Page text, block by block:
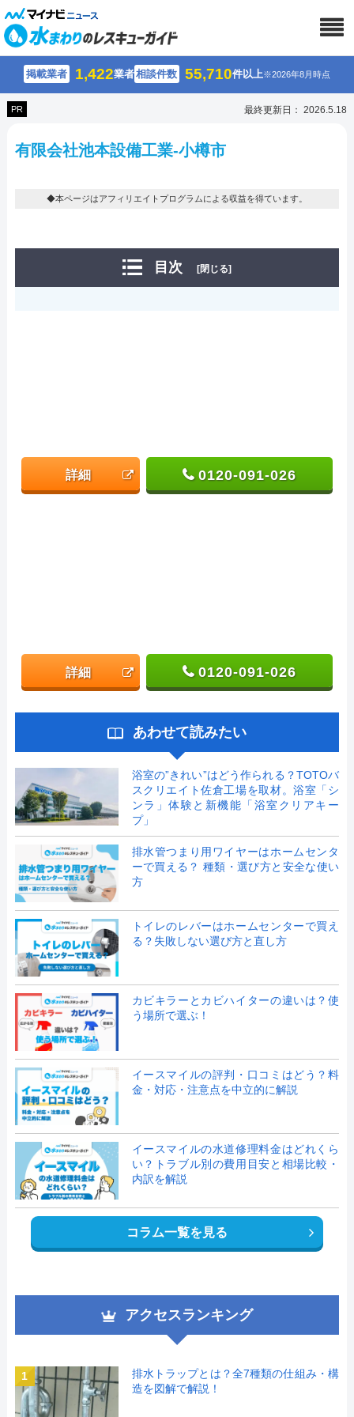
掲載業者 1,422業者相談件数 55,710件以上※2026年8月時点
PR 最終更新日： 2026.5.18
有限会社池本設備工業-小樽市
◆本ページはアフィリエイトプログラムによる収益を得ています。
目次 [閉じる]
詳細 0120-091-026
詳細 0120-091-026
あわせて読みたい
浴室の”きれい”はどう作られる？TOTOバ
スクリエイト佐倉工場を取材。浴室「シ
ンラ」体験と新機能「浴室クリアキー
プ」
排水管つまり用ワイヤーはホームセンタ
ーで買える？ 種類・選び方と安全な使い
方
トイレのレバーはホームセンターで買え
る？失敗しない選び方と直し方
カビキラーとカビハイターの違いは？使
う場所で選ぶ！
イースマイルの評判・口コミはどう？料
金・対応・注意点を中立的に解説
イースマイルの水道修理料金はどれくら
い？トラブル別の費用目安と相場比較・
内訳を解説
コラム一覧を見る
アクセスランキング
1
排水トラップとは？全7種類の仕組み・構
造を図解で解説！